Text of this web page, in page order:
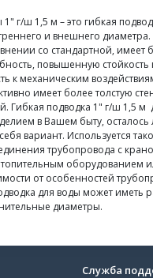
г/ш 1,5 м – это гибкая
и внешнего
со стандартной, имеет
повышенную стойкость
к механическим
имеет более толстую
Гибкая подводка 1" г/ш 1,5 м
в Вашем быту, осталось
вариант. Используется
трубопровода с
оборудованием
от особенностей
для воды может иметь
диаметры.
Служба